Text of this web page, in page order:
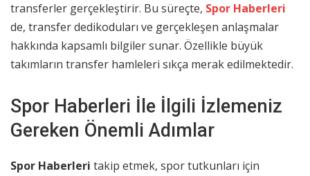
transferler gerçekleştirir. Bu süreçte, Spor Haberleri
de, transfer dedikoduları ve gerçekleşen anlaşmalar
hakkında kapsamlı bilgiler sunar. Özellikle büyük
takımların transfer hamleleri sıkça merak edilmektedir.
Spor Haberleri İle İlgili İzlemeniz
Gereken Önemli Adımlar
Spor Haberleri takip etmek, spor tutkunları için